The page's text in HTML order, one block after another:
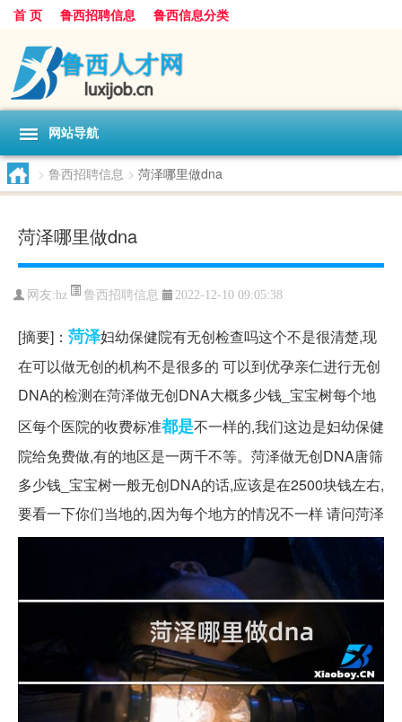
首 页 鲁西招聘信息 鲁西信息分类
网站导航
> 鲁西招聘信息 > 菏泽哪里做dna
菏泽哪里做dna
网友:hz 鲁西招聘信息 2022-12-10 09:05:38
[摘要]： 菏泽妇幼保健院有无创检查吗这个不是很清楚,现
在可以做无创的机构不是很多的 可以到优孕亲仁进行无创
DNA的检测在菏泽做无创DNA大概多少钱_宝宝树每个地
区每个医院的收费标准都是不一样的,我们这边是妇幼保健
院给免费做,有的地区是一两千不等。菏泽做无创DNA唐筛
多少钱_宝宝树一般无创DNA的话,应该是在2500块钱左右,
要看一下你们当地的,因为每个地方的情况不一样 请问菏泽